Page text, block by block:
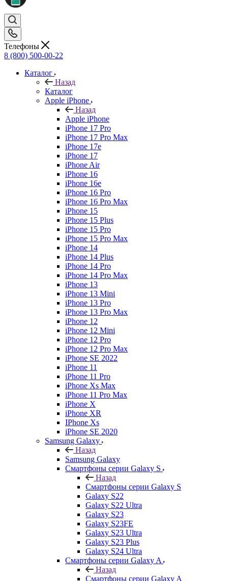
Телефоны
8 (800) 500-00-22
Каталог
Назад
Каталог
Apple iPhone
Назад
Apple iPhone
iPhone 17 Pro
iPhone 17 Pro Max
iPhone 17e
iPhone 17
iPhone Air
iPhone 16
iPhone 16e
iPhone 16 Pro
iPhone 16 Pro Max
iPhone 15
iPhone 15 Plus
iPhone 15 Pro
iPhone 15 Pro Max
iPhone 14
iPhone 14 Plus
iPhone 14 Pro
iPhone 14 Pro Max
iPhone 13
iPhone 13 Mini
iPhone 13 Pro
iPhone 13 Pro Max
iPhone 12
iPhone 12 Mini
iPhone 12 Pro
iPhone 12 Pro Max
iPhone SE 2022
iPhone 11
iPhone 11 Pro
iPhone Xs Max
iPhone 11 Pro Max
iPhone X
iPhone XR
IPhone Xs
iPhone SE 2020
Samsung Galaxy
Назад
Samsung Galaxy
Смартфоны серии Galaxy S
Назад
Смартфоны серии Galaxy S
Galaxy S22
Galaxy S22 Ultra
Galaxy S23
Galaxy S23FE
Galaxy S23 Ultra
Galaxy S23 Plus
Galaxy S24 Ultra
Смартфоны серии Galaxy A
Назад
Смартфоны серии Galaxy A